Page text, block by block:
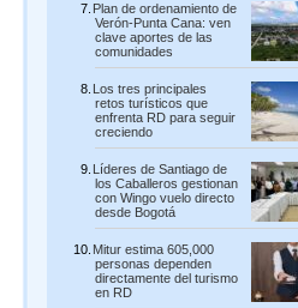
Plan de ordenamiento de
Verón-Punta Cana: ven
clave aportes de las
comunidades
Los tres principales
retos turísticos que
enfrenta RD para seguir
creciendo
Líderes de Santiago de
los Caballeros gestionan
con Wingo vuelo directo
desde Bogotá
Mitur estima 605,000
personas dependen
directamente del turismo
en RD